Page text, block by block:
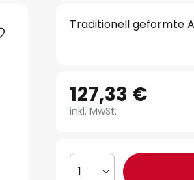
Traditionell geformte
127,33 €
inkl. MwSt.
1